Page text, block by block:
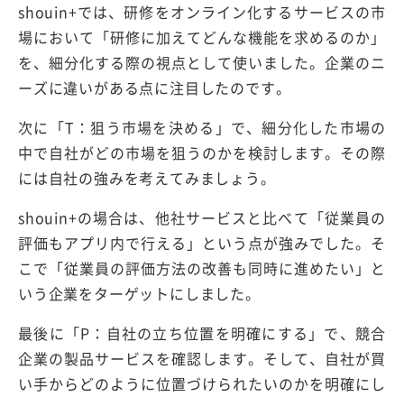
shouin+では、研修をオンライン化するサービスの市
場において「研修に加えてどんな機能を求めるのか」
を、細分化する際の視点として使いました。企業のニ
ーズに違いがある点に注目したのです。
次に「T：狙う市場を決める」で、細分化した市場の
中で自社がどの市場を狙うのかを検討します。その際
には自社の強みを考えてみましょう。
shouin+の場合は、他社サービスと比べて「従業員の
評価もアプリ内で行える」という点が強みでした。そ
こで「従業員の評価方法の改善も同時に進めたい」と
いう企業をターゲットにしました。
最後に「P：自社の立ち位置を明確にする」で、競合
企業の製品サービスを確認します。そして、自社が買
い手からどのように位置づけられたいのかを明確にし